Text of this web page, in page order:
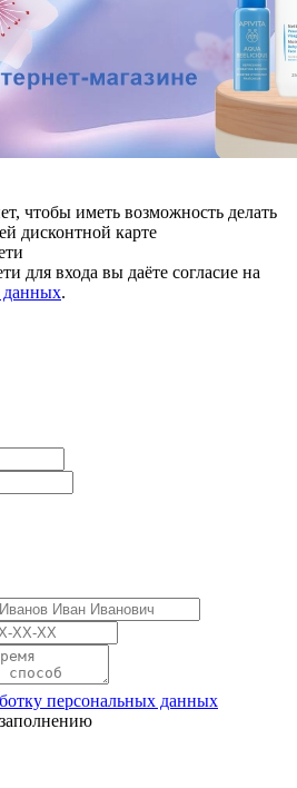
чтобы иметь возможность делать
дисконтной карте
для входа вы даёте согласие на
данных.
персональных данных